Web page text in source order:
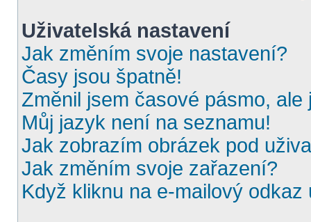
Uživatelská nastavení
Jak změním svoje nastavení?
Časy jsou špatně!
Změnil jsem časové pásmo, ale
Můj jazyk není na seznamu!
Jak zobrazím obrázek pod
Jak změním svoje zařazení?
Když kliknu na e-mailový